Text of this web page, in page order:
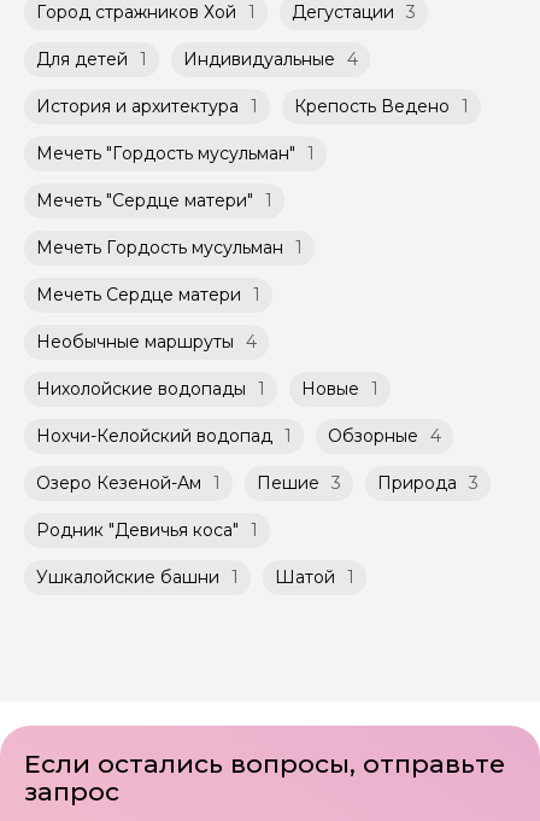
заключенного между Организатором и
к Оферте Сервиса.
Способы оплаты на сайте: Картой
российского банка можно оплатить любую
условиях, что и групповые, но с количество
не более 10 человек)
Город стражников Хой 1 Дегустации 3
Для детей 1 Индивидуальные 4
История и архитектура 1 Крепость Ведено 1
Мечеть "Гордость мусульман" 1
Мечеть "Сердце матери" 1
Мечеть Гордость мусульман 1
Мечеть Сердце матери 1
Необычные маршруты 4
Нихолойские водопады 1 Новые 1
Нохчи-Келойский водопад 1 Обзорные 4
Озеро Кезеной-Ам 1 Пешие 3 Природа 3
Родник "Девичья коса" 1
Ушкалойские башни 1 Шатой 1
Если остались вопросы, отправьте
запрос